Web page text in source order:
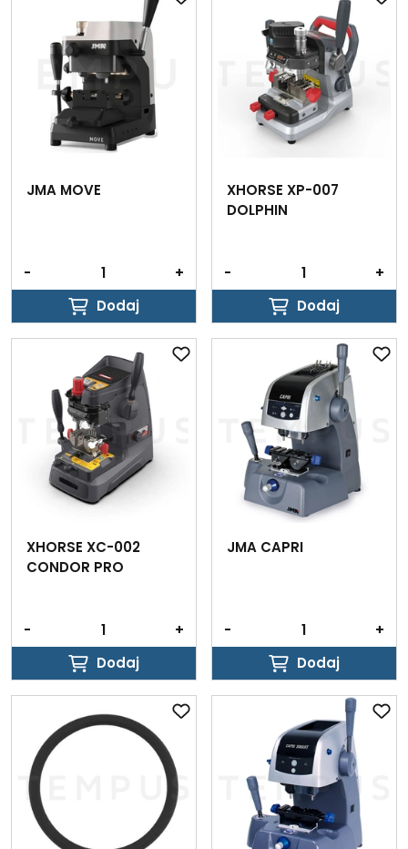
JMA MOVE
-
+
Dodaj
Dodaj
XHORSE XP-007
DOLPHIN
-
+
Dodaj
Dodaj
XHORSE XC-002
CONDOR PRO
-
+
Dodaj
Dodaj
JMA CAPRI
-
+
Dodaj
Dodaj